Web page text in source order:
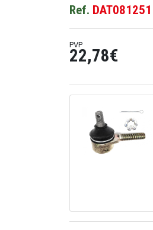
Ref. DAT081251
PVP
22,78€